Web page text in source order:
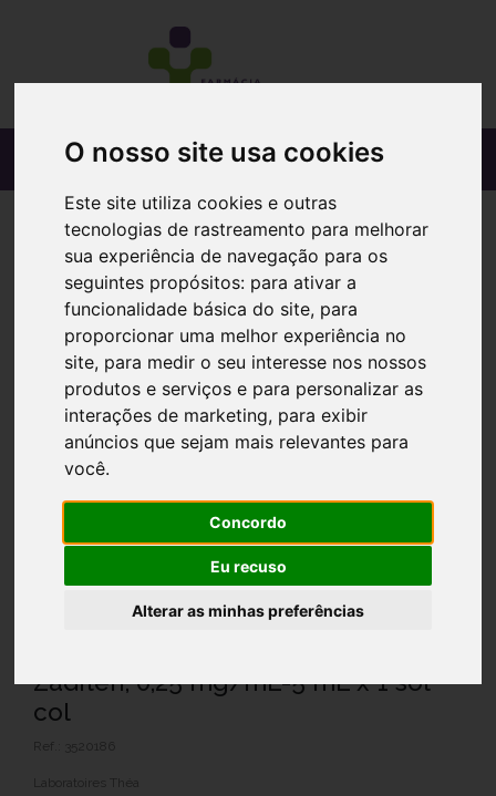
O nosso site usa cookies
Este site utiliza cookies e outras
tecnologias de rastreamento para melhorar
sua experiência de navegação para os
seguintes propósitos: para ativar a
funcionalidade básica do site, para
proporcionar uma melhor experiência no
site, para medir o seu interesse nos nossos
produtos e serviços e para personalizar as
interações de marketing, para exibir
anúncios que sejam mais relevantes para
você.
Concordo
Eu recuso
Alterar as minhas preferências
Zaditen, 0,25 mg/mL-5 mL x 1 sol
col
Ref.: 3520186
Laboratoires Théa